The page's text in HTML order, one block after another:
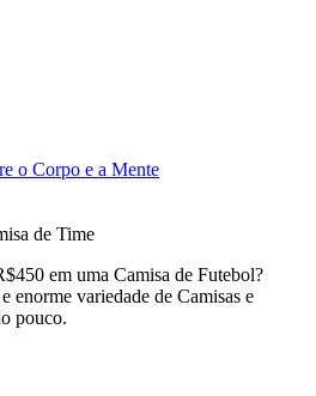
o Corpo e a Mente
de Time
em uma Camisa de Futebol?
enorme variedade de Camisas e
pouco.